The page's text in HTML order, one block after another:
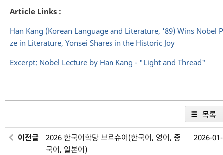
Article Links :
Han Kang (Korean Language and Literature, '89) Wins Nobel
ze in Literature, Yonsei Shares in the Historic Joy
Excerpt: Nobel Lecture by Han Kang - "Light and Thread"
목록
이전글
2026 한국어학당 브로슈어(한국어, 영어, 중
국어, 일본어)
2026-